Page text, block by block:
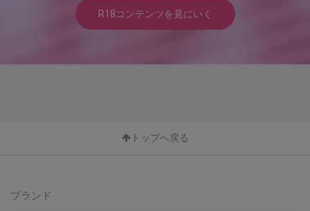
R18コンテンツを見にいく
トップへ戻る
ブランド